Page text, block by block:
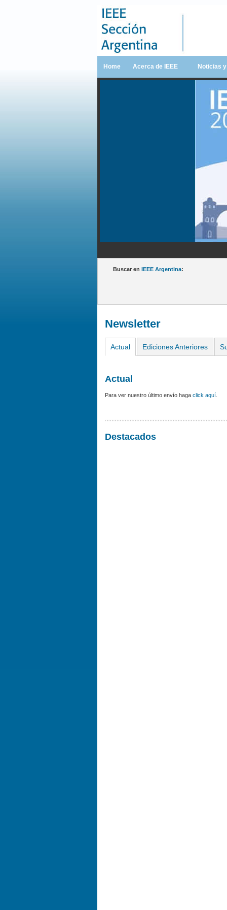
Home Acerca de IEEE Noticias
Buscar en IEEE Argentina:
Newsletter
Actual Ediciones Anteriores
Actual
Para ver nuestro último envío haga click aquí
Destacados